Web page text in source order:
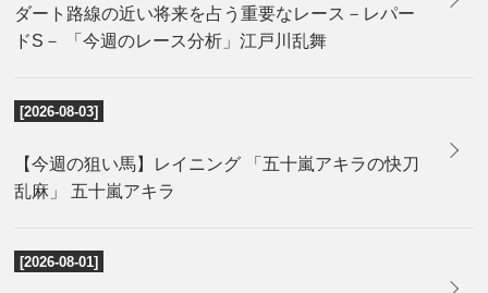
ダート路線の近い将来を占う重要なレース－レパー
ドS－ 「今週のレース分析」江戸川乱舞
[2026-08-03]
【今週の狙い馬】レイニング 「五十嵐アキラの快刀
乱麻」 五十嵐アキラ
[2026-08-01]